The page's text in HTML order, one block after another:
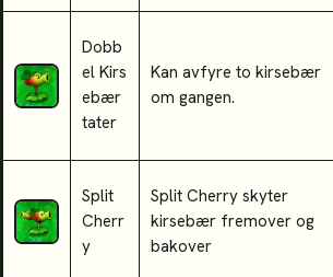
Dobb
el Kirs
ebær
tater
Kan avfyre to kirsebær
om gangen.
Split
Cherr
y
Split Cherry skyter
kirsebær fremover og
bakover